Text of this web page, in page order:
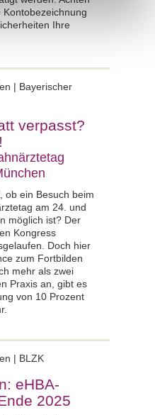
Ihre
| Bayerischer
verpasst?
ob ein Besuch beim
am 24. und
möglich ist? Der
Kongress
Doch hier
zum Fortbilden
mehr als zwei
Praxis an, gibt es
von 10 Prozent
| BLZK
eHBA-
2025